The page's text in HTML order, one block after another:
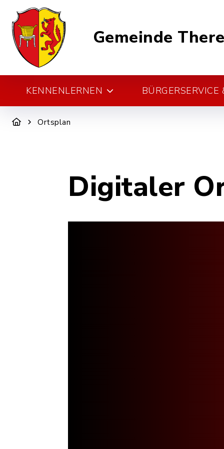
Gemeinde
KENNENLERNEN
Ortsplan
Digitaler